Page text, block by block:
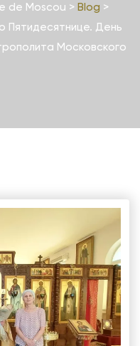
de Moscou > Blog >
Пятидесятнице. День
Московского